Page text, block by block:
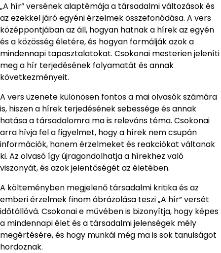
„A hír” versének alaptémája a társadalmi változások és
az ezekkel járó egyéni érzelmek összefonódása. A vers
középpontjában az áll, hogyan hatnak a hírek az egyén
és a közösség életére, és hogyan formálják azok a
mindennapi tapasztalatokat. Csokonai mesterien jeleníti
meg a hír terjedésének folyamatát és annak
következményeit.
A vers üzenete különösen fontos a mai olvasók számára
is, hiszen a hírek terjedésének sebessége és annak
hatása a társadalomra ma is releváns téma. Csokonai
arra hívja fel a figyelmet, hogy a hírek nem csupán
információk, hanem érzelmeket és reakciókat váltanak
ki. Az olvasó így újragondolhatja a hírekhez való
viszonyát, és azok jelentőségét az életében.
A költeményben megjelenő társadalmi kritika és az
emberi érzelmek finom ábrázolása teszi „A hír” versét
időtállóvá. Csokonai e művében is bizonyítja, hogy képes
a mindennapi élet és a társadalmi jelenségek mély
megértésére, és hogy munkái még ma is sok tanulságot
hordoznak.